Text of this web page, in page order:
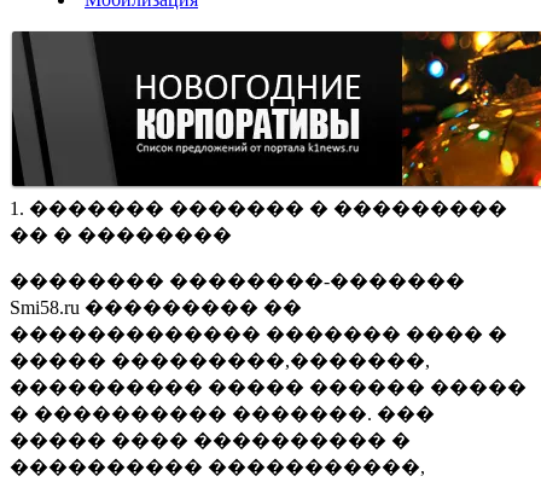
1. ������� ������� � ���������
�� � ��������
�������� ��������-�������
Smi58.ru ��������� ��
������������� ������� ���� �
����� ���������,�������,
���������� ����� ������ �����
� ���������� �������. ���
����� ���� ���������� �
���������� �����������,